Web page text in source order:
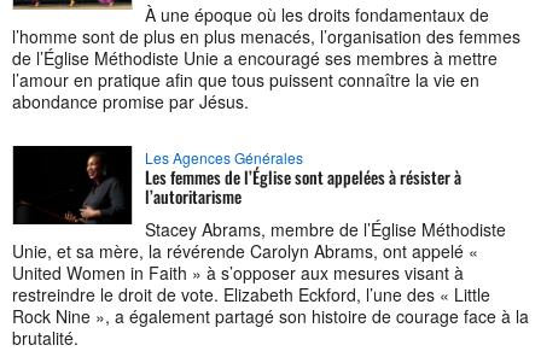
À une époque où les droits fondamentaux de
l’homme sont de plus en plus menacés, l’organisation des femmes
de l’Église Méthodiste Unie a encouragé ses membres à mettre
l’amour en pratique afin que tous puissent connaître la vie en
abondance promise par Jésus.
Les Agences Générales
Les femmes de l’Église sont appelées à résister à
l’autoritarisme
Stacey Abrams, membre de l’Église Méthodiste
Unie, et sa mère, la révérende Carolyn Abrams, ont appelé «
United Women in Faith » à s’opposer aux mesures visant à
restreindre le droit de vote. Elizabeth Eckford, l’une des « Little
Rock Nine », a également partagé son histoire de courage face à la
brutalité.